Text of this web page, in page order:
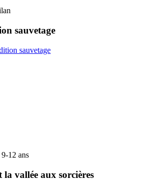
sauvetage
sauvetage
12 ans
la vallée aux sorcières